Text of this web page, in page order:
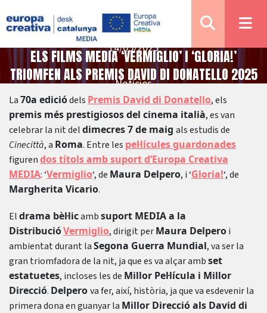
Notícies
ELS FILMS MEDIA ‘VERMIGLIO’ I ‘GLORIA!’
TRIOMFEN ALS PREMIS DAVID DI DONATELLO 2025
14/05/2025
La70a ediciódels Premis David di Donatello, els
premis més prestigiosos del cinema italià, es van
celebrar la nit deldimecres 7 de maig als estudis de
Cinecittà, a Roma. Entre les pel·lícules guardonades
figurendos títols amb suport d’Europa Creativa
MEDIA: ‘Vermiglio‘, de Maura Delpero, i ‘Gloria!‘, de
Margherita Vicario.
Eldrama bèl·licambsuport MEDIA a la
DistribucióVermiglio, dirigit perMaura Delperoi
ambientat durant laSegona Guerra Mundial, va ser la
gran triomfadora de la nit, ja que es va alçar ambset
estatuetes, incloses les de Millor Pel·lícula i Millor
Direcció. Delperova fer, així, història, ja que va esdevenir la
primera dona en guanyar la Millor Direcció als David di